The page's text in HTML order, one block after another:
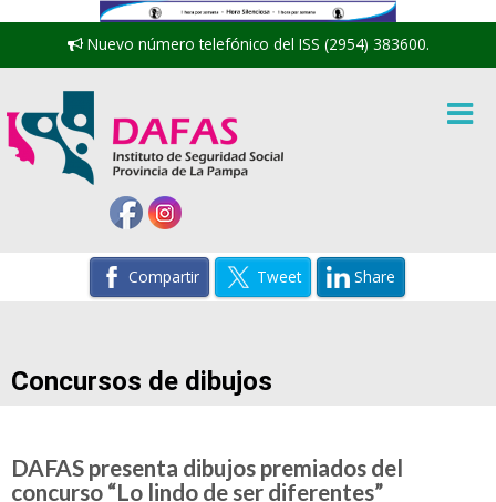
Nuevo número telefónico del ISS (2954) 383600.
Compartir Tweet Share
Concursos de dibujos
DAFAS presenta dibujos premiados del
concurso “Lo lindo de ser diferentes”